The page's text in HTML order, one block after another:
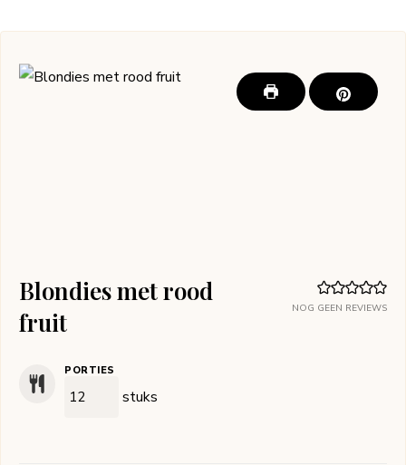
NOG GEEN REVIEWS
Blondies met rood
fruit
PORTIES
stuks